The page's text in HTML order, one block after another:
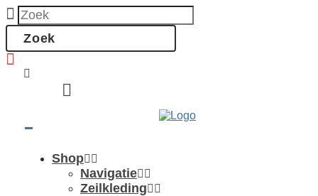
Shop
Navigatie
Zeilkleding